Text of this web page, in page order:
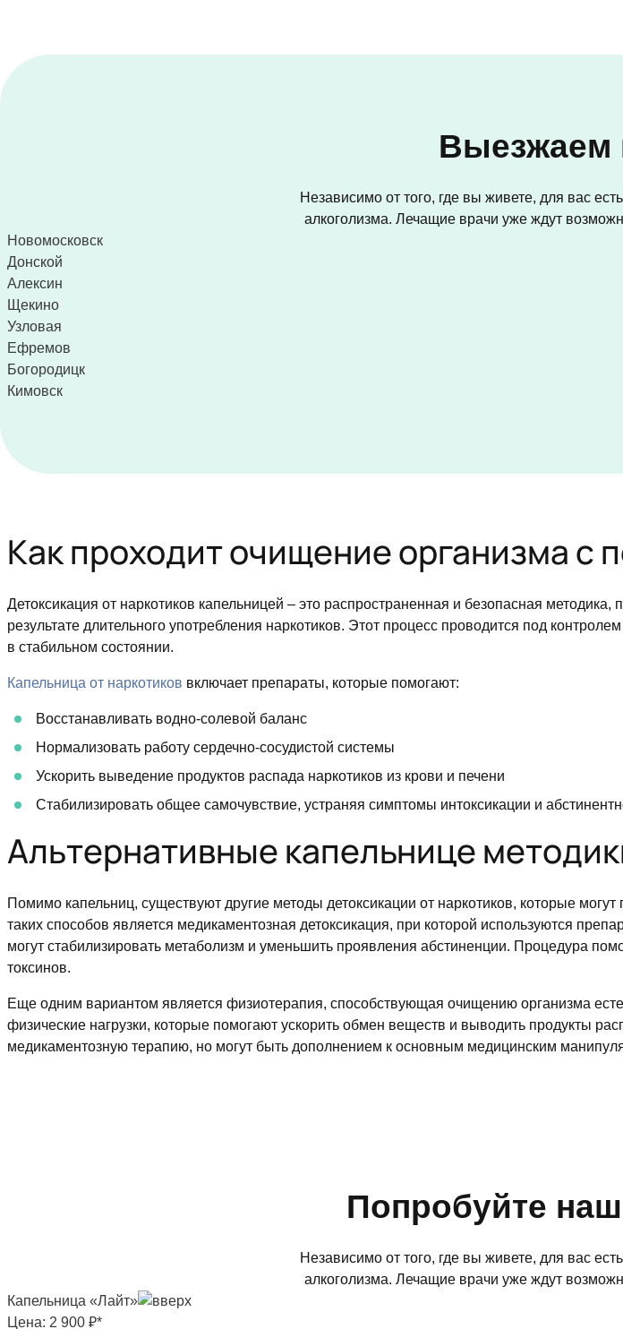
Выезжаем
Независимо от того, где вы живете, для вас
алкоголизма. Лечащие врачи уже ждут
Новомосковск
Донской
Алексин
Щекино
Узловая
Ефремов
Богородицк
Кимовск
Как проходит очищение организма с
Детоксикация от наркотиков капельницей – это распространенная и безопасная
результате длительного употребления наркотиков. Этот процесс проводится под
в стабильном состоянии.
Капельница от наркотиков включает препараты, которые помогают:
Восстанавливать водно-солевой баланс
Нормализовать работу сердечно-сосудистой системы
Ускорить выведение продуктов распада наркотиков из крови и печени
Стабилизировать общее самочувствие, устраняя симптомы интоксикации и
Альтернативные капельнице
Помимо капельниц, существуют другие методы детоксикации от наркотиков, которые
таких способов является медикаментозная детоксикация, при которой используются
могут стабилизировать метаболизм и уменьшить проявления абстиненции. Процедура
токсинов.
Еще одним вариантом является физиотерапия, способствующая очищению организма
физические нагрузки, которые помогают ускорить обмен веществ и выводить продукты
медикаментозную терапию, но могут быть дополнением к основным медицинским
Попробуйте
Независимо от того, где вы живете, для вас
алкоголизма. Лечащие врачи уже ждут
Капельница «Лайт»
Цена: 2 900 ₽*